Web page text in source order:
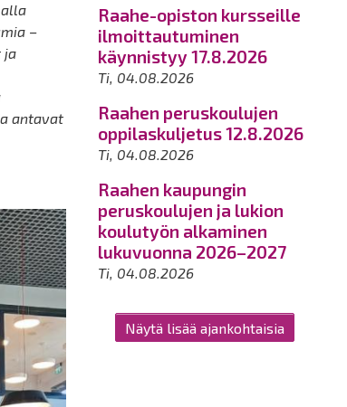
–
ja
antavat
Raahe-opiston kursseille
ilmoittautuminen
käynnistyy 17.8.2026
Ti, 04.08.2026
Raahen peruskoulujen
oppilaskuljetus 12.8.2026
Ti, 04.08.2026
Raahen kaupungin
peruskoulujen ja lukion
koulutyön alkaminen
lukuvuonna 2026–2027
Ti, 04.08.2026
Näytä lisää ajankohtaisia